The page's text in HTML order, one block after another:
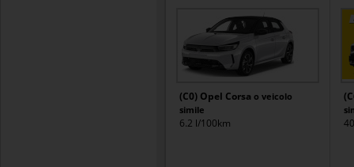
(C0) Opel Corsa o veicolo
simile
6.2 l/100km